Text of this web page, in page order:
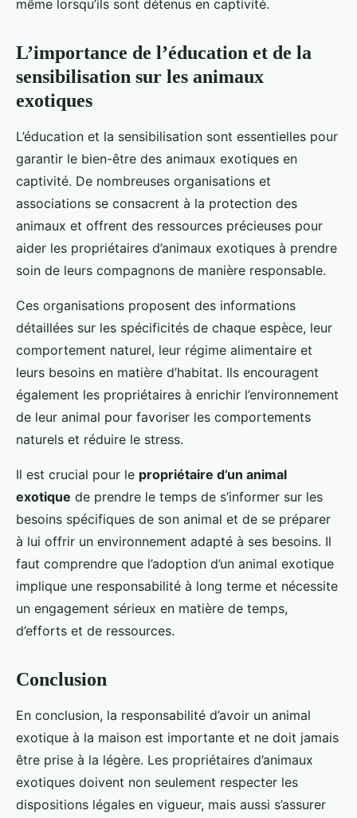
même lorsqu’ils sont détenus en captivité.
L’importance de l’éducation et de la
sensibilisation sur les animaux
exotiques
L’éducation et la sensibilisation sont essentielles pour
garantir le bien-être des animaux exotiques en
captivité. De nombreuses organisations et
associations se consacrent à la protection des
animaux et offrent des ressources précieuses pour
aider les propriétaires d’animaux exotiques à prendre
soin de leurs compagnons de manière responsable.
Ces organisations proposent des informations
détaillées sur les spécificités de chaque espèce, leur
comportement naturel, leur régime alimentaire et
leurs besoins en matière d’habitat. Ils encouragent
également les propriétaires à enrichir l’environnement
de leur animal pour favoriser les comportements
naturels et réduire le stress.
Il est crucial pour le propriétaire d’un animal
exotique de prendre le temps de s’informer sur les
besoins spécifiques de son animal et de se préparer
à lui offrir un environnement adapté à ses besoins. Il
faut comprendre que l’adoption d’un animal exotique
implique une responsabilité à long terme et nécessite
un engagement sérieux en matière de temps,
d’efforts et de ressources.
Conclusion
En conclusion, la responsabilité d’avoir un animal
exotique à la maison est importante et ne doit jamais
être prise à la légère. Les propriétaires d’animaux
exotiques doivent non seulement respecter les
dispositions légales en vigueur, mais aussi s’assurer